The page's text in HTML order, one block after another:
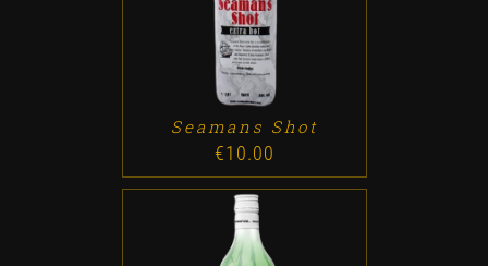
Seamans Shot
€10.00